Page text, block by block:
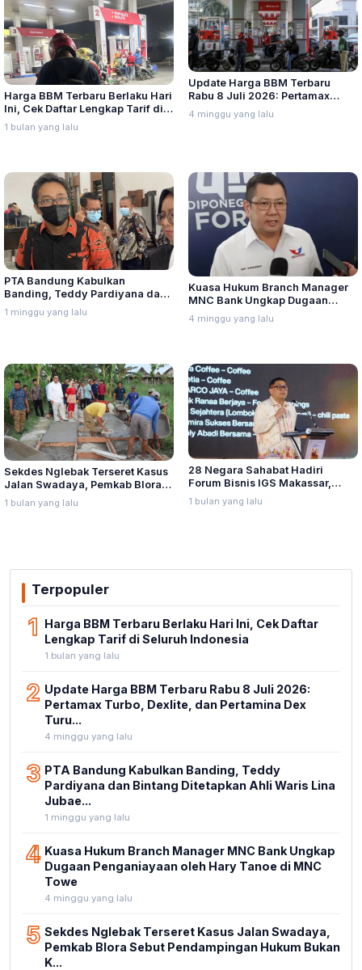
Harga BBM Terbaru Berlaku Hari
Ini, Cek Daftar Lengkap Tarif di
Seluruh Indonesia
1 bulan yang lalu
Update Harga BBM Terbaru
Rabu 8 Juli 2026: Pertamax
Turbo, Dexlite, dan Pertamina
Dex Turun
4 minggu yang lalu
PTA Bandung Kabulkan
Banding, Teddy Pardiyana dan
Bintang Ditetapkan Ahli Waris
Lina Jubaedah
1 minggu yang lalu
Kuasa Hukum Branch Manager
MNC Bank Ungkap Dugaan
Penganiayaan oleh Hary Tanoe
di MNC Towe
4 minggu yang lalu
Sekdes Nglebak Terseret Kasus
Jalan Swadaya, Pemkab Blora
Sebut Pendampingan Hukum
Bukan Kewenangannya
1 bulan yang lalu
28 Negara Sahabat Hadiri
Forum Bisnis IGS Makassar,
Munafri Tawarkan Investasi
Stadion Untia
1 bulan yang lalu
Terpopuler
1 Harga BBM Terbaru Berlaku Hari Ini, Cek Daftar
Lengkap Tarif di Seluruh Indonesia
1 bulan yang lalu
2 Update Harga BBM Terbaru Rabu 8 Juli 2026:
Pertamax Turbo, Dexlite, dan Pertamina Dex
Turu...
4 minggu yang lalu
3 PTA Bandung Kabulkan Banding, Teddy
Pardiyana dan Bintang Ditetapkan Ahli Waris Lina
Jubae...
1 minggu yang lalu
4 Kuasa Hukum Branch Manager MNC Bank Ungkap
Dugaan Penganiayaan oleh Hary Tanoe di MNC
Towe
4 minggu yang lalu
5 Sekdes Nglebak Terseret Kasus Jalan Swadaya,
Pemkab Blora Sebut Pendampingan Hukum Bukan
K...